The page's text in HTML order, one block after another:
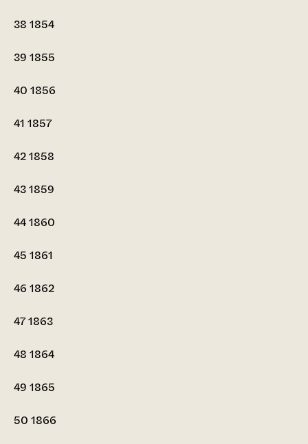
38 1854
39 1855
40 1856
41 1857
421858
431859
441860
45 1861
46 1862
471863
48 1864
49 1865
50 1866